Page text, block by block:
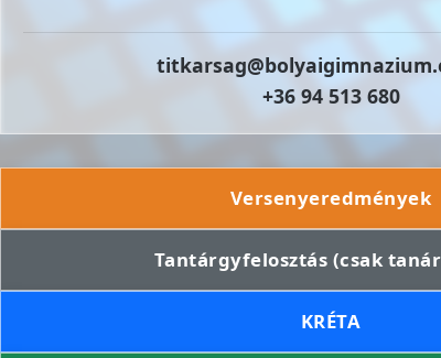
+36 94 513 680
Versenyeredmények
Tantárgyfelosztás (csak
KRÉTA